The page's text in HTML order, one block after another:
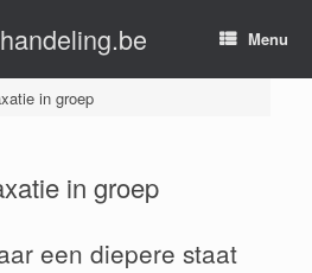
Menu
in groep
in groep
een diepere staat